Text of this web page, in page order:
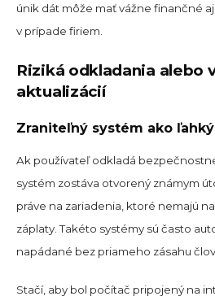
únik dát môže mať vážne finančné
v prípade firiem.
Riziká odkladania alebo
aktualizácií
Zraniteľný systém ako
Ak používateľ odkladá
systém zostáva otvorený známym
práve na zariadenia, ktoré nemajú
záplaty. Takéto systémy sú často
napádané bez priameho zásahu
Stačí, aby bol počítač pripojený na